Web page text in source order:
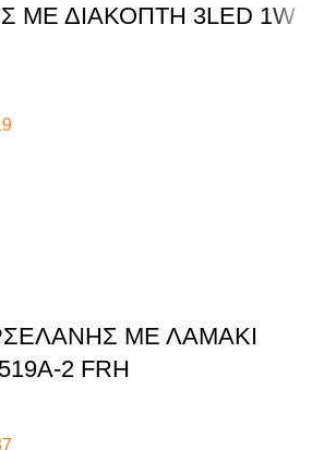
ΜΕ ΔΙΑΚΟΠΤΗ 3LED 1W
ΜΕ ΛΑΜΑΚΙ
2 FRH